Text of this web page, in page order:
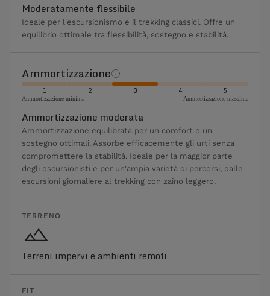
Moderatamente flessibile
Ideale per l'escursionismo e il trekking classici. Offre un
equilibrio ottimale tra flessibilità, sostegno e stabilità.
Ammortizzazione
1 2 3 4 5
Ammortizzazione minima Ammortizzazione massima
Ammortizzazione moderata
Ammortizzazione equilibrata per un comfort e un
sostegno ottimali. Assorbe efficacemente gli urti senza
compromettere la stabilità. Ideale per la maggior parte
degli escursionisti e per un'ampia varietà di percorsi, dalle
escursioni giornaliere al trekking con zaino leggero.
TERRENO
Terreni impervi e ambienti remoti
FIT